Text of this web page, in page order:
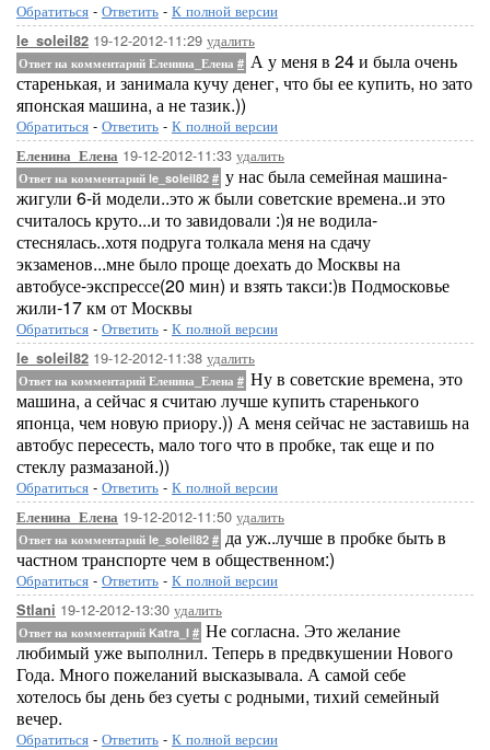
Обратиться - Ответить - К полной версии
le_soleil82 19-12-2012-11:29 удалить
Ответ на комментарий Еленина_Елена # А у меня в 24 и была очень
старенькая, и занимала кучу денег, что бы ее купить, но зато
японская машина, а не тазик.))
Обратиться - Ответить - К полной версии
Еленина_Елена 19-12-2012-11:33 удалить
Ответ на комментарий le_soleil82 # у нас была семейная машина-
жигули 6-й модели..это ж были советские времена..и это
считалось круто...и то завидовали :)я не водила-
стеснялась..хотя подруга толкала меня на сдачу
экзаменов...мне было проще доехать до Москвы на
автобусе-экспрессе(20 мин) и взять такси:)в Подмосковье
жили-17 км от Москвы
Обратиться - Ответить - К полной версии
le_soleil82 19-12-2012-11:38 удалить
Ответ на комментарий Еленина_Елена # Ну в советские времена, это
машина, а сейчас я считаю лучше купить старенького
японца, чем новую приору.)) А меня сейчас не заставишь на
автобус пересесть, мало того что в пробке, так еще и по
стеклу размазаной.))
Обратиться - Ответить - К полной версии
Еленина_Елена 19-12-2012-11:50 удалить
Ответ на комментарий le_soleil82 # да уж..лучше в пробке быть в
частном транспорте чем в общественном:)
Обратиться - Ответить - К полной версии
Stlani 19-12-2012-13:30 удалить
Ответ на комментарий Katra_I # Не согласна. Это желание
любимый уже выполнил. Теперь в предвкушении Нового
Года. Много пожеланий высказывала. А самой себе
хотелось бы день без суеты с родными, тихий семейный
вечер.
Обратиться - Ответить - К полной версии